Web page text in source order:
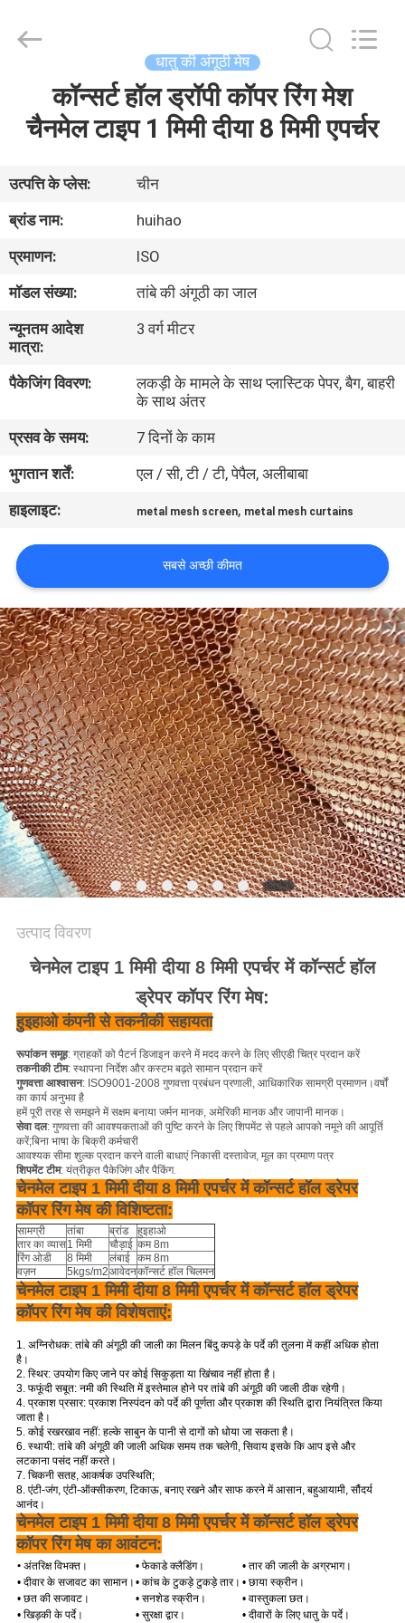
हमारे
बारे
कारखाने
का
गुणवत्ता
नियंत्रण
हमसे
संपर्क
करें
समाचार
मामले
साइटमैप
PRIVACY
POLICY
Mesh
Product
धातु की अंगूठी मेष
कॉन्सर्ट हॉल ड्रॉपी कॉपर रिंग मेश
चैनमेल टाइप 1 मिमी दीया 8 मिमी एपर्चर
उत्पत्ति के प्लेस:
चीन
ब्रांड नाम:
huihao
प्रमाणन:
ISO
मॉडल संख्या:
तांबे की अंगूठी का जाल
न्यूनतम आदेश
मात्रा:
3 वर्ग मीटर
पैकेजिंग विवरण:
लकड़ी के मामले के साथ प्लास्टिक पेपर, बैग, बाहरी
के साथ अंतर
प्रसव के समय:
7 दिनों के काम
भुगतान शर्तें:
एल / सी, टी / टी, पेपैल, अलीबाबा
हाइलाइट:
metal mesh screen, metal mesh curtains
सबसे अच्छी कीमत
उत्पाद विवरण
चेनमेल टाइप 1 मिमी दीया 8 मिमी एपर्चर में कॉन्सर्ट हॉल
ड्रेपर कॉपर रिंग मेष:
हुइहाओ कंपनी से तकनीकी सहायता
रूपांकन समूह: ग्राहकों को पैटर्न डिजाइन करने में मदद करने के लिए सीएडी चित्र प्रदान करें
तकनीकी टीम: स्थापना निर्देश और कस्टम बढ़ते सामान प्रदान करें
गुणवत्ता आश्वासन: ISO9001-2008 गुणवत्ता प्रबंधन प्रणाली, आधिकारिक सामग्री प्रमाणन।वर्षों
का कार्य अनुभव है
हमें पूरी तरह से समझने में सक्षम बनाया जर्मन मानक, अमेरिकी मानक और जापानी मानक।
सेवा दल: गुणवत्ता की आवश्यकताओं की पुष्टि करने के लिए शिपमेंट से पहले आपको नमूने की आपूर्ति
करें;बिना भाषा के बिक्री कर्मचारी
आवश्यक सीमा शुल्क प्रदान करने वाली बाधाएंनिकासी दस्तावेज, मूल का प्रमाण पत्र
शिपमेंट टीम: यंत्रीकृत पैकेजिंग और पैकिंग.
चेनमेल टाइप 1 मिमी दीया 8 मिमी एपर्चर में कॉन्सर्ट हॉल ड्रेपर
कॉपर रिंग मेष की विशिष्टता:
सामग्री तांबा ब्रांड
हुइहाओ
तार का व्यास1 मिमी चौड़ाई कम 8m
रिंग ओडी
8 मिमी लंबाई कम 8m
वज़न
5kgs/m2आवेदनकॉन्सर्ट हॉल चिलमन
चेनमेल टाइप 1 मिमी दीया 8 मिमी एपर्चर में कॉन्सर्ट हॉल ड्रेपर
कॉपर रिंग मेष की विशेषताएं:
1. अग्निरोधक: तांबे की अंगूठी की जाली का मिलन बिंदु कपड़े के पर्दे की तुलना में कहीं अधिक होता
है।
2. स्थिर: उपयोग किए जाने पर कोई सिकुड़ता या खिंचाव नहीं होता है।
3. फफूंदी सबूत: नमी की स्थिति में इस्तेमाल होने पर तांबे की अंगूठी की जाली ठीक रहेगी।
4. प्रकाश प्रसार: प्रकाश निस्पंदन को पर्दे की पूर्णता और प्रकाश की स्थिति द्वारा नियंत्रित किया
जाता है।
5. कोई रखरखाव नहीं: हल्के साबुन के पानी से दागों को धोया जा सकता है।
6. स्थायी: तांबे की अंगूठी की जाली अधिक समय तक चलेगी, सिवाय इसके कि आप इसे और
लटकाना पसंद नहीं करते।
7. चिकनी सतह, आकर्षक उपस्थिति;
8. एंटी-जंग, एंटी-ऑक्सीकरण, टिकाऊ, बनाए रखने और साफ करने में आसान, बहुआयामी, सौंदर्य
आनंद।
चेनमेल टाइप 1 मिमी दीया 8 मिमी एपर्चर में कॉन्सर्ट हॉल ड्रेपर
कॉपर रिंग मेष का आवंटन:
•अंतरिक्ष विभक्त।
• दीवार के सजावट का सामान।
• छत की सजावट।
• खिड़की के पर्दे।
• फेकाडे क्लैडिंग।
• कांच के टुकड़े टुकड़े तार।
• सनशेड स्क्रीन।
• सुरक्षा द्वार।
• तार की जाली के अग्रभाग।
• छाया स्क्रीन।
• वास्तुकला छत।
• दीवारों के लिए धातु के पर्दे।